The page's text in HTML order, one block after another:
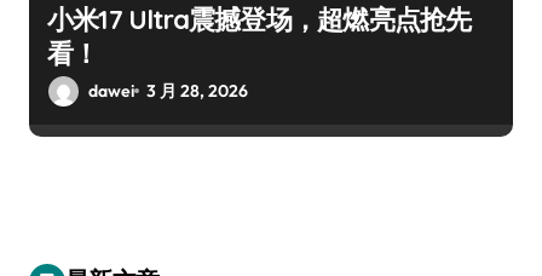
小米17 Ultra震撼登场，超燃亮点抢先
看！
dawei 3 月 28, 2026